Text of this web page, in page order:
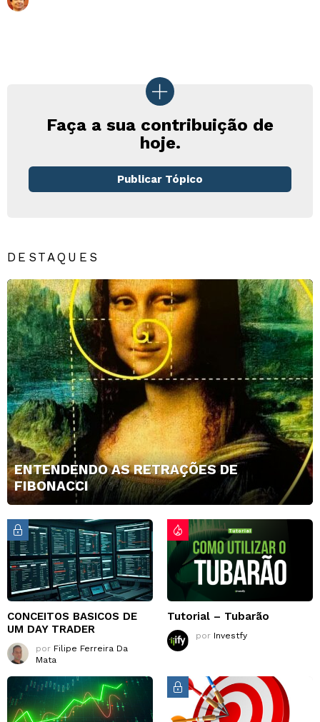
Faça a sua contribuição de
hoje.
Publicar Tópico
DESTAQUES
ENTENDENDO AS RETRAÇÕES DE
FIBONACCI
CONCEITOS BASICOS DE
UM DAY TRADER
por Filipe Ferreira Da
Mata
Tutorial – Tubarão
por Investfy